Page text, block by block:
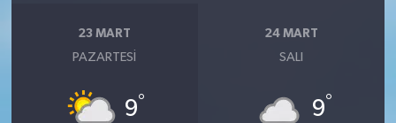
23 MART
PAZARTESI
9°
24 MART
SALI
9°